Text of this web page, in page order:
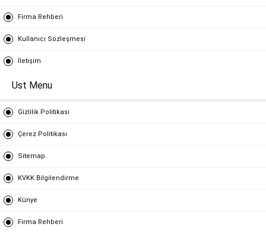
Firma Rehberi
Kullanıcı Sözleşmesi
İletişim
Ust Menu
Gizlilik Politikası
Çerez Politikası
Sitemap
KVKK Bilgilendirme
Künye
Firma Rehberi